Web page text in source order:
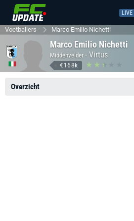
LIVE
Voetballers Marco Emilio Nichetti
Marco Emilio Nichetti
Middenvelder - Virtus
€168k
Overzicht